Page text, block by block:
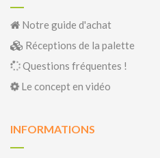
Notre guide d'achat
Réceptions de la palette
Questions fréquentes !
Le concept en vidéo
INFORMATIONS